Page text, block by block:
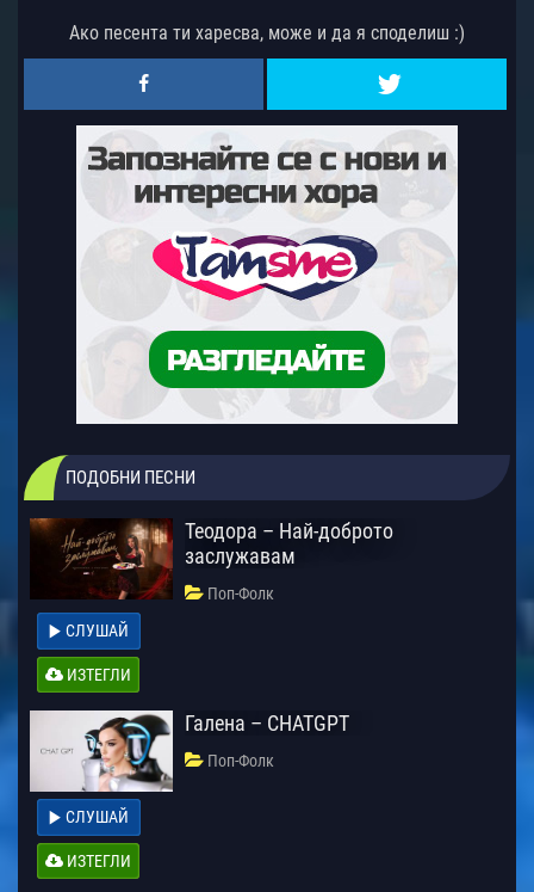
Ако песента ти харесва, може и да я споделиш :)
ПОДОБНИ ПЕСНИ
Теодора – Най-доброто
заслужавам
Поп-Фолк
СЛУШАЙ
ИЗТЕГЛИ
Галена – CHATGPT
Поп-Фолк
СЛУШАЙ
ИЗТЕГЛИ